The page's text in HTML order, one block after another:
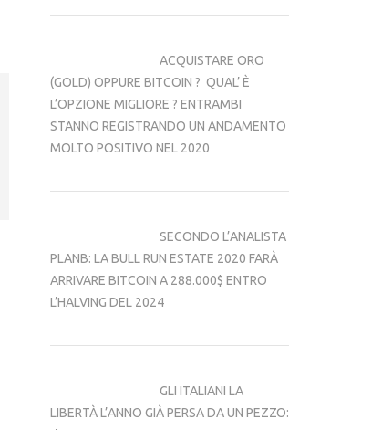
ACQUISTARE ORO
(GOLD) OPPURE BITCOIN ?  QUAL’ È
L’OPZIONE MIGLIORE ? ENTRAMBI
STANNO REGISTRANDO UN ANDAMENTO
MOLTO POSITIVO NEL 2020
SECONDO L’ANALISTA
PLANB: LA BULL RUN ESTATE 2020 FARÀ
ARRIVARE BITCOIN A 288.000$ ENTRO
L’HALVING DEL 2024
GLI ITALIANI LA
LIBERTÀ L’ANNO GIÀ PERSA DA UN PEZZO: